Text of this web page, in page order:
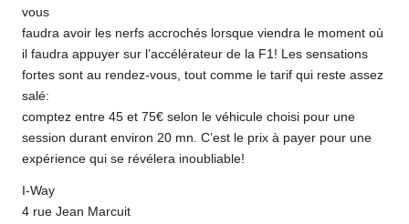
vous
faudra avoir les nerfs accrochés lorsque viendra le moment où
il faudra appuyer sur l’accélérateur de la F1! Les sensations
fortes sont au rendez-vous, tout comme le tarif qui reste assez
salé:
comptez entre 45 et 75€ selon le véhicule choisi pour une
session durant environ 20 mn. C’est le prix à payer pour une
expérience qui se révélera inoubliable!
I-Way
4 rue Jean Marcuit